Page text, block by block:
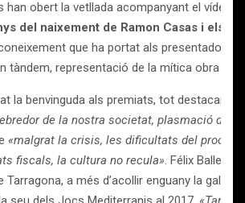
han obert la vetllada acompanyant el vídeo
del naixement de Ramon Casas i els
que ha portat als presentadors
tàndem, representació de la mítica obra
la benvinguda als premiats, tot destacant
de la nostra societat, plasmació de
«malgrat la crisis, les dificultats del procès
fiscals, la cultura no recula». Félix
Tarragona, a més d’acollir enguany la gala